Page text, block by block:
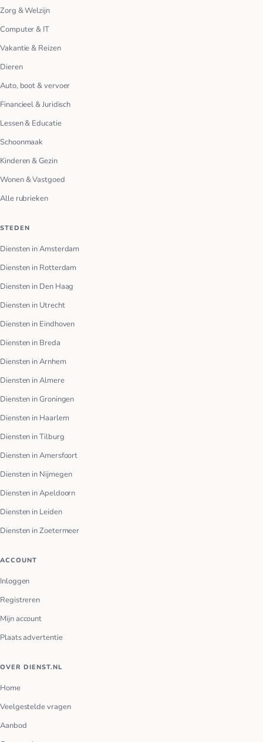
Zorg & Welzijn
Computer & IT
Vakantie & Reizen
Dieren
Auto, boot & vervoer
Financieel & Juridisch
Lessen & Educatie
Schoonmaak
Kinderen & Gezin
Wonen & Vastgoed
Alle rubrieken
STEDEN
Diensten in Amsterdam
Diensten in Rotterdam
Diensten in Den Haag
Diensten in Utrecht
Diensten in Eindhoven
Diensten in Breda
Diensten in Arnhem
Diensten in Almere
Diensten in Groningen
Diensten in Haarlem
Diensten in Tilburg
Diensten in Amersfoort
Diensten in Nijmegen
Diensten in Apeldoorn
Diensten in Leiden
Diensten in Zoetermeer
ACCOUNT
Inloggen
Registreren
Mijn account
Plaats advertentie
OVER DIENST.NL
Home
Veelgestelde vragen
Aanbod